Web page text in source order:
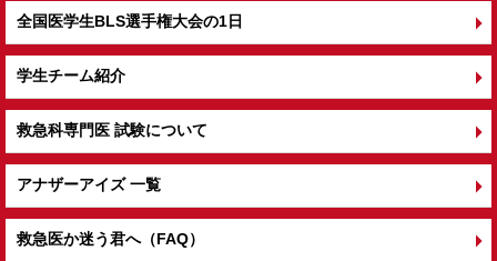
全国医学生BLS選手権大会の1日
学生チーム紹介
救急科専門医 試験について
アナザーアイズ 一覧
救急医か迷う君へ（FAQ）